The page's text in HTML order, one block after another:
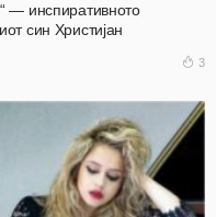
— инспиративното
син Христијан
3